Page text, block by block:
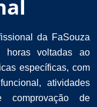
da FaSouza
horas voltadas ao
específicas, com
atividades
comprovação de